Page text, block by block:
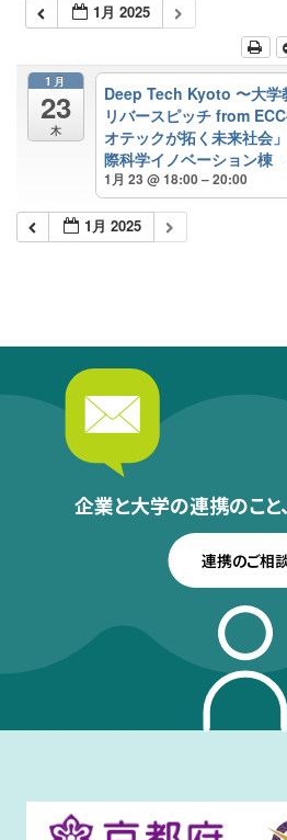
1月 2025
1月
23
木
Deep Tech Kyoto 〜大学
リバースピッチ from
オテックが拓く未来社会
際科学イノベーション棟
1月 23 @ 18:00 – 20:00
1月 2025
企業と大学の連携のこと、
連携のご相